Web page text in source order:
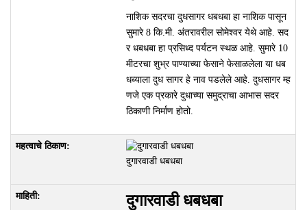
नाशिक सदरचा दुधसागर धबधबा हा नाशिक पासून
सुमारे 8 कि.मी. अंतरावरील सोमेश्वर येथे आहे. सद
र धबधबा हा प्रसिध्द पर्यटन स्थळ आहे. सुमारे 10
मीटरचा शुभ्र पाण्याच्या फेसाने फेसाळलेला या धब
धब्याला दुध सागर हे नाव पडलेले आहे. दुधसागर म्ह
णजे एक प्रकारे दुधाच्या समुद्राचा आभास सदर
ठिकाणी निर्माण होतो.
दुगारवाडी धबधबा
दुगारवाडी धबधबा